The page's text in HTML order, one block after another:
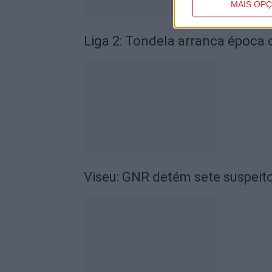
MAIS
Liga 2: Tondela arranca
Viseu: GNR detém sete